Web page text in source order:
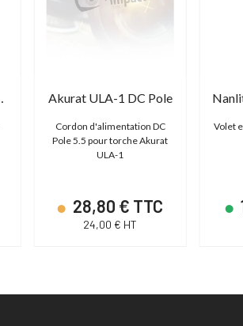
Akurat ULA-1 DC Pole
Cordon d'alimentation DC
Pole 5.5 pour torche Akurat
ULA-1
28,80 € TTC
24,00 € HT
Volet